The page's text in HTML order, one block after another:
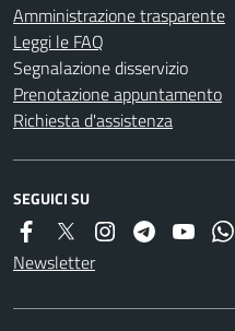
Amministrazione trasparente
Leggi le FAQ
Segnalazione disservizio
Prenotazione appuntamento
Richiesta d'assistenza
SEGUICI SU
Newsletter